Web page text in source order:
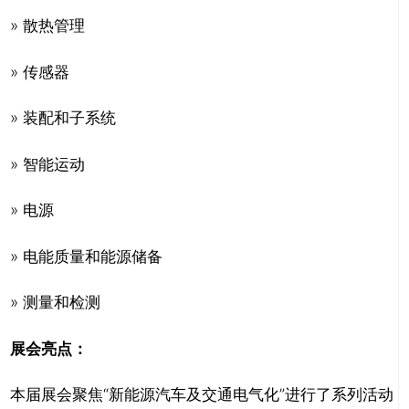
» 散热管理
» 传感器
» 装配和子系统
» 智能运动
» 电源
» 电能质量和能源储备
» 测量和检测
展会亮点：
本届展会聚焦“新能源汽车及交通电气化”进行了系列活动